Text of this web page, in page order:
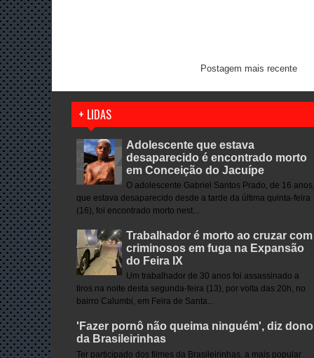
Postagem mais recente
+ LIDAS
Adolescente que estava
desaparecido é encontrado morto
em Conceição do Jacuípe
O adolescente Gabriel Santos Prado, de 16 anos,
que estava desaparecido desde a tarde da última quinta-feira
(16), foi encontrado morto nest...
Trabalhador é morto ao cruzar com
criminosos em fuga na Expansão
do Feira IX
Um trabalhador de 30 anos foi assassinado a
tiros na noite desta segunda-feira (13), por volta das 20h, no
bairro Calumbi, em Feira de Santa...
'Fazer pornô não queima ninguém', diz dono
da Brasileirinhas
Ter participado dos filmes da Brasileirinhas, a mais popular